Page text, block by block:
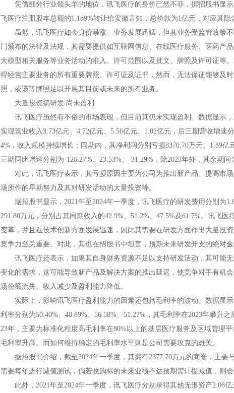
凭借细分行业领头羊的地位，讯飞医疗的身价已然不菲，据招股书显
飞医疗注册股本总额的1.189%转让给安徽言知，总价款为1亿元，对应其隐
虽然，讯飞医疗如今身价暴涨、业务发展迅猛，但其业务受监管政策
门颁布的法律及法规，其需要提供如互联网信息、在线医疗服务、医药产
大模型相关服务等业务活动的准入、许可范围以及批文、牌照及许可证等
得经营主要业务的所有重要牌照、许可证及证书，然而，无法保证能够及
照，或该等牌照足以开展其目前或未来的所有业务。
大量投资搞研发 尚未盈利
讯飞医疗虽然有不俗的市场表现，但目前其仍未实现盈利。数据显示，
实现营业收入3.73亿元、4.72亿元、5.56亿元、1.02亿元，后三期营收增速
4%，收入规模持续增长；同期内，其净利润分别亏损8370.70万元、1.89亿
三期同比增速分别为-126.27%、23.53%、-31.29%，除2023年外，其余期间
对此，讯飞医疗表示，其亏损原因主要为公司为推出新产品、提高市
场所作的早期努力及其对研发活动的大量投资等。
据招股书显示，2021年至2024年一季度，讯飞医疗的研发费用分别为
291.80万元，分别占其同期收入的42.9%、51.2%、47.5%及61.7%。讯飞
变革，并且在技术创新方面发展迅速，因此其需要在研发方面作出大量投
竞争力至关重要。对此，其也在招股书中坦言，预期未来研发开支的绝对金
讯飞医疗还表示，如果其自身财务资源不足以支持研发活动，其可能
变化的需求，这可能导致新产品及解决方案的推出延迟，使竞争对手有机
场份额流失、收入减少及盈利能力降低。
实际上，影响讯飞医疗盈利能力的因素还包括毛利率的波动。数据显
利率分别为50.40%、48.89%、56.58%、51.27%，其毛利率在2023年攀升
23年，主要为标准化程度高毛利率在80%以上的基层医疗服务及区域管理
毛利率升高。而如何维持稳定的毛利率水平则是公司需要攻克的难关。
据招股书介绍，截至2024年一季度，其拥有2377.70万元的商誉，主要
需要每年进行减值测试，倘若收购标的未来业绩不达预期需计提减值，则会
此外，2021年至2024年一季度，讯飞医疗分别录得其他无形资产2.06